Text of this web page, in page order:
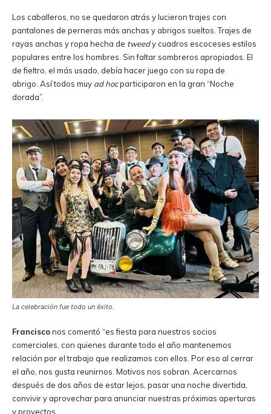
Los caballeros, no se quedaron atrás y lucieron trajes con
pantalones de perneras más anchas y abrigos sueltos. Trajes de
rayas anchas y ropa hecha de tweedy cuadros escoceses estilos
populares entre los hombres. Sin faltar sombreros apropiados. El
de fieltro, el más usado, debía hacer juego con su ropa de
abrigo. Así todos muy ad hocparticiparon en la gran “Noche
dorada”.
La celebración fue todo un éxito.
Francisconos comentó “es fiesta para nuestros socios
comerciales, con quienes durante todo el año mantenemos
relación por el trabajo que realizamos con ellos. Por eso al cerrar
el año, nos gusta reunirnos. Motivos nos sobran. Acercarnos
después de dos años de estar lejos, pasar una noche divertida,
convivir y aprovechar para anunciar nuestras próximas aperturas
y proyectos.